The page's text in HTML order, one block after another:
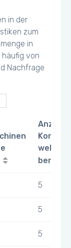
in der
zum
in
häufig von
Nachfrage
Anzahl
welche
5
5
5